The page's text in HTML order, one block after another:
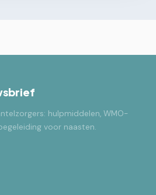
hulpmiddelen, WMO-
voor naasten.